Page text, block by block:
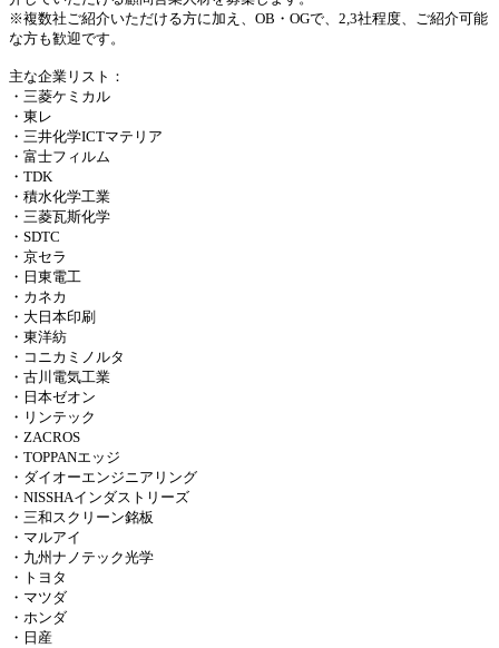
※複数社ご紹介いただける方に加え、OB・OGで、2,3社程度、ご紹介可能
な方も歓迎です。
主な企業リスト：
・三菱ケミカル
・東レ
・三井化学ICTマテリア
・富士フィルム
・TDK
・積水化学工業
・三菱瓦斯化学
・SDTC
・京セラ
・日東電工
・カネカ
・大日本印刷
・東洋紡
・コニカミノルタ
・古川電気工業
・日本ゼオン
・リンテック
・ZACROS
・TOPPANエッジ
・ダイオーエンジニアリング
・NISSHAインダストリーズ
・三和スクリーン銘板
・マルアイ
・九州ナノテック光学
・トヨタ
・マツダ
・ホンダ
・日産